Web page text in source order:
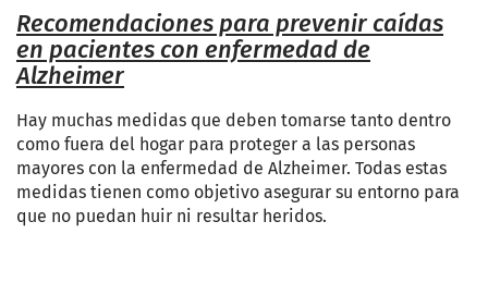
Recomendaciones para prevenir caídas
en pacientes con enfermedad de
Alzheimer
Hay muchas medidas que deben tomarse tanto dentro
como fuera del hogar para proteger a las personas
mayores con la enfermedad de Alzheimer. Todas estas
medidas tienen como objetivo asegurar su entorno para
que no puedan huir ni resultar heridos.